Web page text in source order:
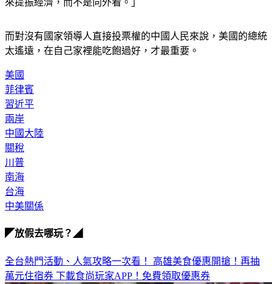
太遙遠，在自己家裡能吃飽過好，才最重要。
菲律賓
習近平
兩岸
中國大陸
關稅
川普
南海
台海
中美關係
萬元住宿券下載食尚玩家APP！免費領取優惠券